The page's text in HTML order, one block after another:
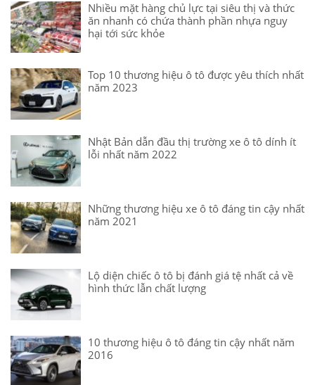
Nhiều mặt hàng chủ lực tại siêu thị và thức
ăn nhanh có chứa thành phần nhựa nguy
hại tới sức khỏe
Top 10 thương hiệu ô tô được yêu thích nhất
năm 2023
Nhật Bản dẫn đầu thị trường xe ô tô dính ít
lỗi nhất năm 2022
Những thương hiệu xe ô tô đáng tin cậy nhất
năm 2021
Lộ diện chiếc ô tô bị đánh giá tệ nhất cả về
hình thức lẫn chất lượng
10 thương hiệu ô tô đáng tin cậy nhất năm
2016